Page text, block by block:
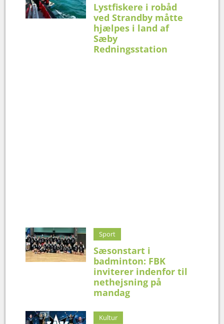
Lystfiskere i robåd
ved Strandby måtte
hjælpes i land af
Sæby
Redningsstation
Sport
Sæsonstart i
badminton: FBK
inviterer indenfor til
nethejsning på
mandag
Kultur